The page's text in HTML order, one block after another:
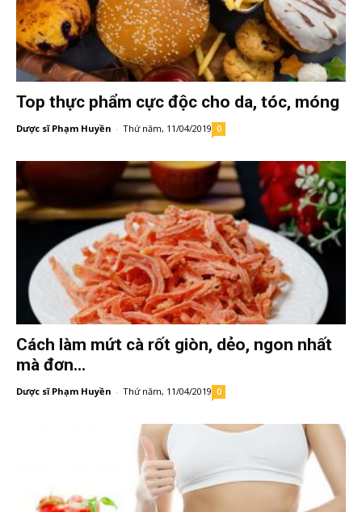
Top thực phẩm cực độc cho da, tóc, móng
Dược sĩ Phạm Huyền - Thứ năm, 11/04/2019 0
Cách làm mứt cà rốt giòn, dẻo, ngon nhất
mà đơn...
Dược sĩ Phạm Huyền - Thứ năm, 11/04/2019 0